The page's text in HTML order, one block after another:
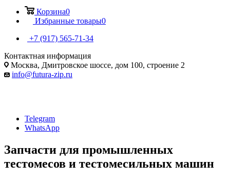
Корзина0
Избранные товары0
+7 (917) 565-71-34
Контактная информация
Москва, Дмитровское шоссе, дом 100, строение 2
info@futura-zip.ru
Telegram
WhatsApp
Запчасти для промышленных
тестомесов и тестомесильных машин